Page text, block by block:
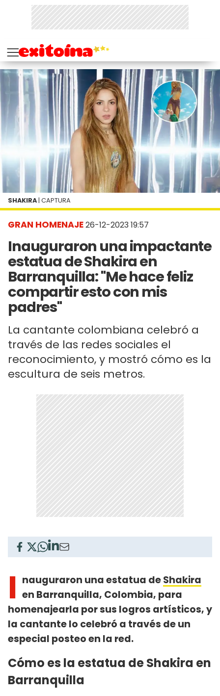
GRAN HOMENAJE26-12-2023 19:57
Inauguraron una impactante
estatua de Shakira en
Barranquilla: "Me hace feliz
compartir esto con mis
padres"
La cantante colombiana celebró a
través de las redes sociales el
reconocimiento, y mostró cómo es la
escultura de seis metros.
SHAKIRA | CAPTURA
I nauguraron una estatua deShakira
en Barranquilla, Colombia, para
homenajearla por sus logros artísticos, y
la cantante lo celebró a través de un
especial posteo en la red.
Cómo es la estatua de Shakira en
Barranquilla